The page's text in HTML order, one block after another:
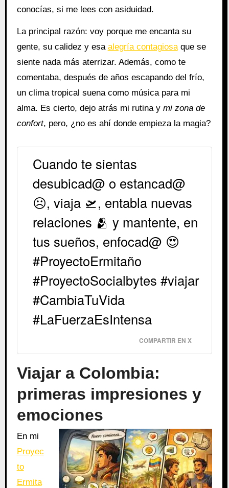
conocías, si me lees con asiduidad.
La principal razón: voy porque me encanta su
gente, su calidez y esa alegría contagiosaque se
siente nada más aterrizar. Además, como te
comentaba, después de años escapando del frío,
un clima tropical suena como música para mi
alma. Es cierto, dejo atrás mi rutina y mi zona de
confort, pero, ¿no es ahí donde empieza la magia?
Cuando te sientas
desubicad@ o estancad@
☹️, viaja 🛫, entabla nuevas
relaciones 🫂 y mantente, en
tus sueños, enfocad@ 😍
#ProyectoErmitaño
#ProyectoSocialbytes #viajar
#CambiaTuVida
#LaFuerzaEsIntensa
COMPARTIR EN X
Viajar a Colombia:
primeras impresiones y
emociones
En mi
Proyec
to
Ermita